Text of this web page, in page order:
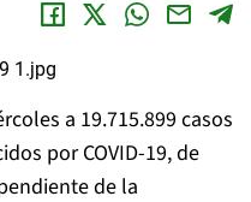
a 19.715.899 casos
por COVID-19, de
de la